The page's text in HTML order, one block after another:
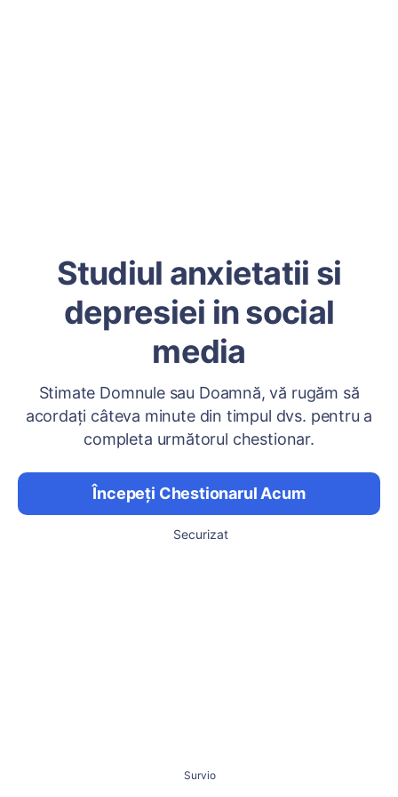
Studiul anxietatii si
depresiei in social
media
Stimate Domnule sau Doamnă, vă rugăm să
acordați câteva minute din timpul dvs. pentru a
completa următorul chestionar.
Începeți Chestionarul Acum
Securizat
Survio